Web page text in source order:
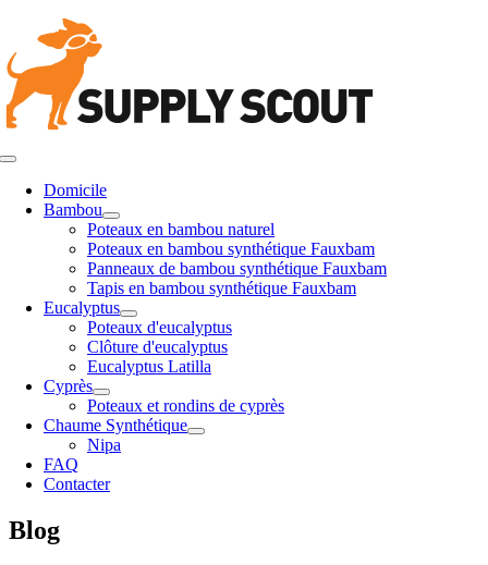
contenu
Basculer
navigationDomicile
Bambou
Poteaux en bambou naturel
Poteaux en bambou synthétique Fauxbam
Panneaux de bambou synthétique Fauxbam
Tapis en bambou synthétique Fauxbam
Eucalyptus
Poteaux d'eucalyptus
Clôture d'eucalyptus
Eucalyptus Latilla
Cyprès
Poteaux et rondins de cyprès
Chaume Synthétique
Nipa
FAQ
Contacter
Blog